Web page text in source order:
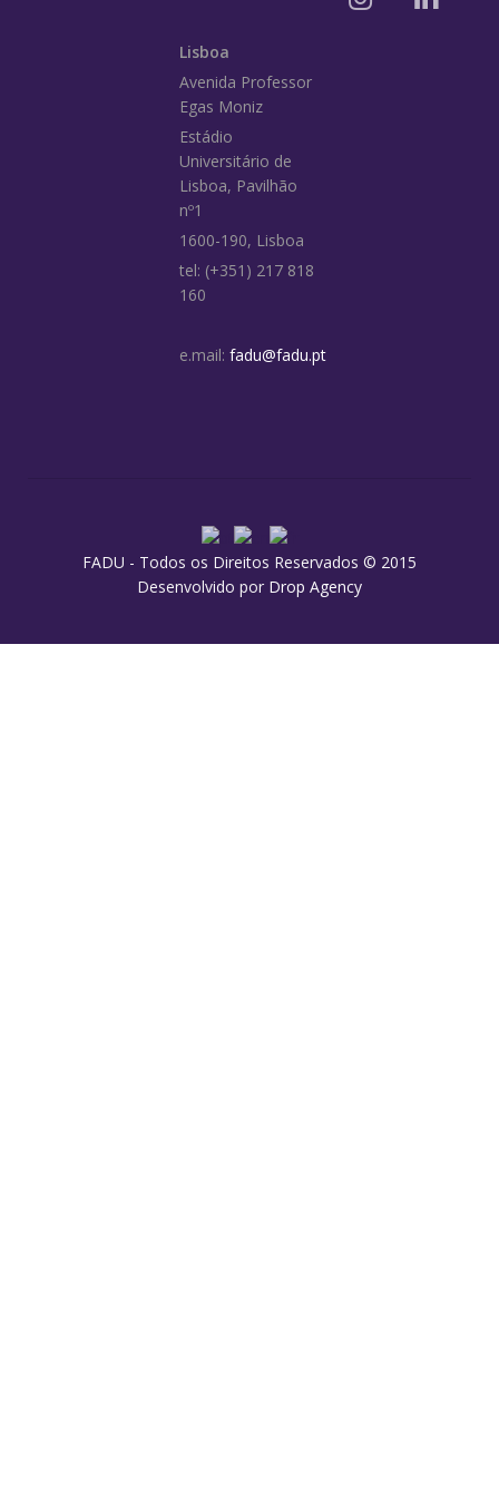
Lisboa
Avenida Professor
Egas Moniz
Estádio
Universitário de
Lisboa, Pavilhão
nº1
1600-190, Lisboa
tel: (+351) 217 818
160
e.mail: fadu@fadu.pt
FADU - Todos os Direitos Reservados © 2015
Desenvolvido por Drop Agency